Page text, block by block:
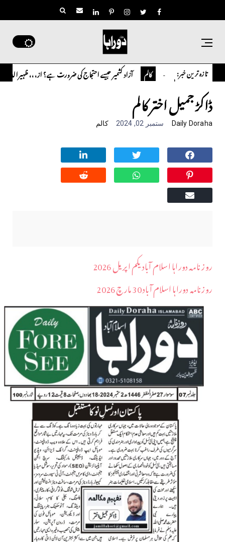
تازہ ترین خبر:
احمر نظم کالم آزاد کشمیر جیسے احتجاج کی ضرورت ہے؟ از،،، ظہیرالدین بابر
ڈاکڑ جمیل اختر کالم
Daily Doraha ستمبر 02, 2024 کالم
روز نامہ دوراہا اسلام آباد یکم اپریل 2026
روزنامہ دوراہا اسلام آباد 30 مارچ 2026